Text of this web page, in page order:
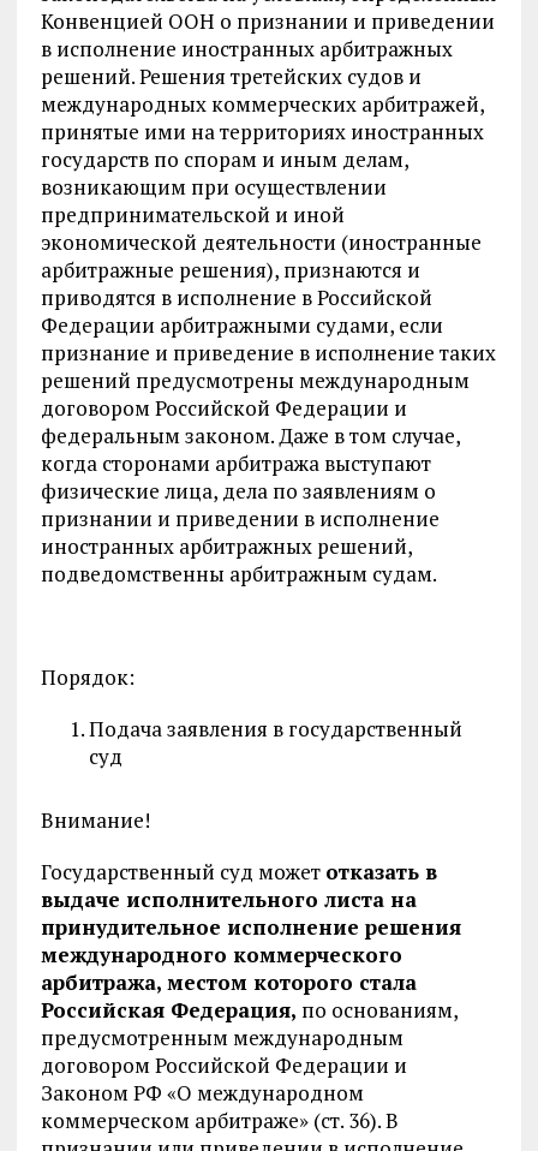
Конвенцией ООН о признании и приведении
в исполнение иностранных арбитражных
решений. Решения третейских судов и
международных коммерческих арбитражей,
принятые ими на территориях иностранных
государств по спорам и иным делам,
возникающим при осуществлении
предпринимательской и иной
экономической деятельности (иностранные
арбитражные решения), признаются и
приводятся в исполнение в Российской
Федерации арбитражными судами, если
признание и приведение в исполнение таких
решений предусмотрены международным
договором Российской Федерации и
федеральным законом. Даже в том случае,
когда сторонами арбитража выступают
физические лица, дела по заявлениям о
признании и приведении в исполнение
иностранных арбитражных решений,
подведомственны арбитражным судам.
Порядок:
Подача заявления в государственный
суд
Внимание!
Государственный суд может отказать в
выдаче исполнительного листа на
принудительное исполнение решения
международного коммерческого
арбитража, местом которого стала
Российская Федерация, по основаниям,
предусмотренным международным
договором Российской Федерации и
Законом РФ «О международном
коммерческом арбитраже» (ст. 36). В